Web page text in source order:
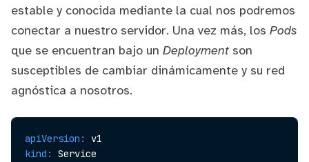
estable y conocida mediante la cual nos podremos
conectar a nuestro servidor. Una vez más, los Pods
que se encuentran bajo un Deployment son
susceptibles de cambiar dinámicamente y su red
agnóstica a nosotros.
apiVersion :
kind :